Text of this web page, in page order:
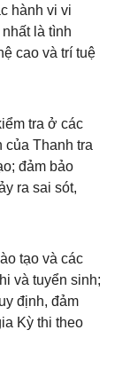
hành vi vi
là tình
cao và trí tuệ
tra ở các
của Thanh tra
đảm bảo
ra sai sót,
tạo và các
và tuyển sinh;
định, đảm
Kỳ thi theo